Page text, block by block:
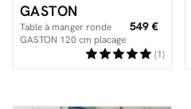
GASTON
Table à manger ronde
GASTON 120 cm placage
549 €
(1)